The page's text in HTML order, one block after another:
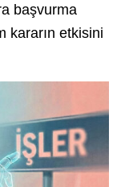
başvurma
kararın etkisini